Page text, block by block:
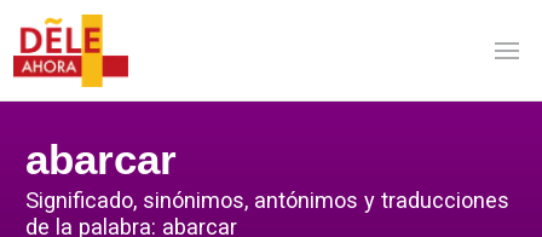
abarcar
Significado, sinónimos, antónimos y traducciones
de la palabra: abarcar